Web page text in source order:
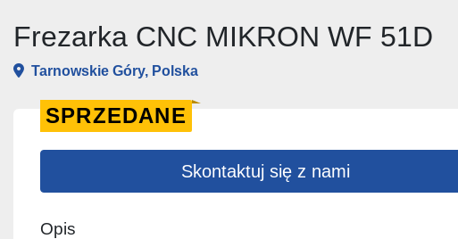
Frezarka CNC MIKRON WF 51D
Tarnowskie Góry, Polska
SPRZEDANE
Skontaktuj się z nami
Opis